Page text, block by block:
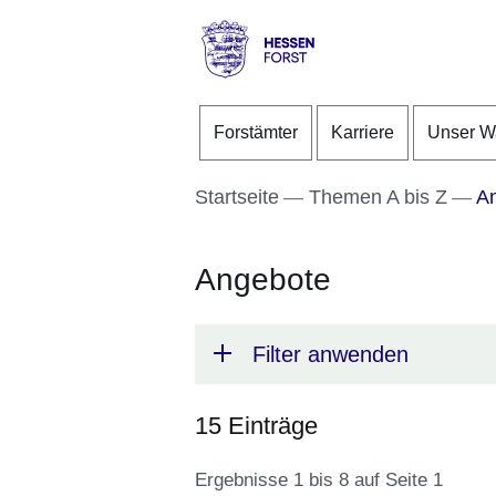
Direkt zum Kopf der
Direkt zum Inhalt
Direkt zum Fuß der
Forst
Forstämter Karriere Unser
Startseite Themen A bis Z
Angebote
Filter anwenden
15 Einträge
Ergebnisse 1 bis 8 auf Seite 1